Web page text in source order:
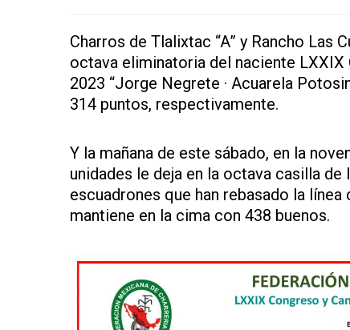
Charros de Tlalixtac “A” y Rancho Las
octava eliminatoria del naciente
2023 “Jorge Negrete · Acuarela
314 puntos, respectivamente.
Y la mañana de este sábado, en la
unidades le deja en la octava casilla
escuadrones que han rebasado la línea
mantiene en la cima con 438 buenos.